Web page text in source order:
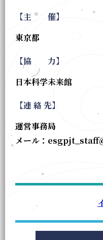
【主 催】
東京都
【協 力】
日本科学未来館
【連 絡 先】
運営事務局
メール：